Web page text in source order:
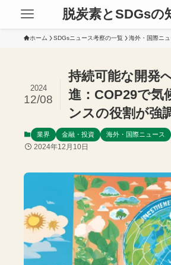
脱炭素とSDGsの
ホーム SDGsニュース考察の一覧 海外・国際ニュ
持続可能な開発
進：COP29で気
ンスの役割が強
2024
12/08
業界 金融・投資 海外・国際ニュース
2024年12月10日